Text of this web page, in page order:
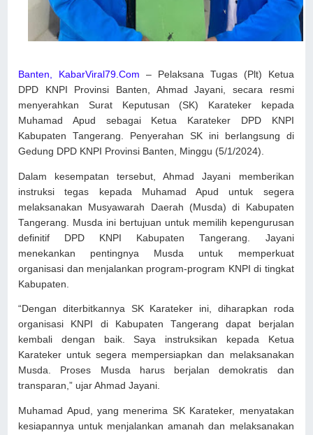
Banten, KabarViral79.Com – Pelaksana Tugas (Plt) Ketua
DPD KNPI Provinsi Banten, Ahmad Jayani, secara resmi
menyerahkan Surat Keputusan (SK) Karateker kepada
Muhamad Apud sebagai Ketua Karateker DPD KNPI
Kabupaten Tangerang. Penyerahan SK ini berlangsung di
Gedung DPD KNPI Provinsi Banten, Minggu (5/1/2024).
Dalam kesempatan tersebut, Ahmad Jayani memberikan
instruksi tegas kepada Muhamad Apud untuk segera
melaksanakan Musyawarah Daerah (Musda) di Kabupaten
Tangerang. Musda ini bertujuan untuk memilih kepengurusan
definitif DPD KNPI Kabupaten Tangerang. Jayani
menekankan pentingnya Musda untuk memperkuat
organisasi dan menjalankan program-program KNPI di tingkat
Kabupaten.
“Dengan diterbitkannya SK Karateker ini, diharapkan roda
organisasi KNPI di Kabupaten Tangerang dapat berjalan
kembali dengan baik. Saya instruksikan kepada Ketua
Karateker untuk segera mempersiapkan dan melaksanakan
Musda. Proses Musda harus berjalan demokratis dan
transparan,” ujar Ahmad Jayani.
Muhamad Apud, yang menerima SK Karateker, menyatakan
kesiapannya untuk menjalankan amanah dan melaksanakan